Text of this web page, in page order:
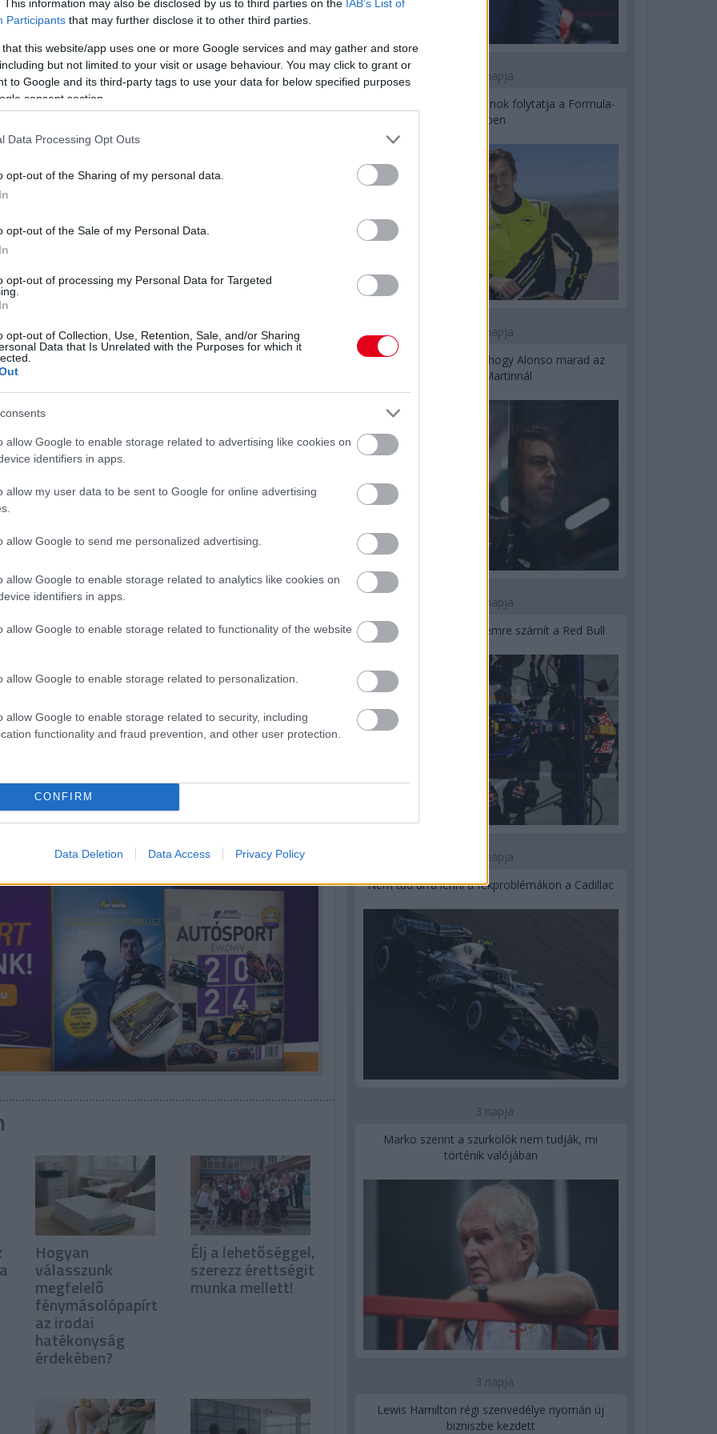
This information may also be disclosed by us to third parties on the IAB’s List of
Participants that may further disclose it to other third parties.
that this website/app uses one or more Google services and may gather and store
but not limited to your visit or usage behaviour. You may click to grant or
to Google and its third-party tags to use your data for below specified purposes
consent section.
Data Processing Opt Outs
opt-out of the Sharing of my personal data.
opt-out of the Sale of my Personal Data.
opt-out of processing my Personal Data for Targeted
opt-out of Collection, Use, Retention, Sale, and/or Sharing
Data that Is Unrelated with the Purposes for which it
allow Google to enable storage related to advertising like cookies on
identifiers in apps.
allow my user data to be sent to Google for online advertising
allow Google to send me personalized advertising.
allow Google to enable storage related to analytics like cookies on
identifiers in apps.
allow Google to enable storage related to functionality of the website
allow Google to enable storage related to personalization.
allow Google to enable storage related to security, including
functionality and fraud prevention, and other user protection.
CONFIRM
Data Deletion Data Access Privacy Policy
kiterjedhet a minijárművekre is, aminek
elért integrált logisztikai hatékonyság
Az együttműködés másik célja, hogy
és elektromos rendszereket tegyen
a Suzuki és a Daihatsu kiváló minőségű,
CASE technológiáinak párosításával.
kapcsolódási technológiákra épülő
fő (kamionos logisztika) és
fejlett biztonsági extrák átültetése a
megfizethető, jó minőségű miniautók
érdekében, amely az emberek
és a bolygó minőségének megőrzését és
területekre szeretnék kibővíteni az
nyíltan keresik a hasonló gondolkodású
az alábbi gombokkal:
Hogyan
válasszunk
megfelelő
fénymásolópapírt
az irodai
hatékonyság
érdekében?
Élj a lehetőséggel,
szerezz érettségit
munka mellett!
1 napja
Újabb korábbi F2-es bajnok folytatja a Formula-
E-ben
1 napja
Newey biztos benne, hogy Alonso marad az
Aston Martinnál
2 napja
Lassuló fejlesztési ütemre számít a Red Bull
2 napja
Nem tud úrrá lenni a fékproblémákon a Cadillac
3 napja
Marko szerint a szurkolók nem tudják, mi
történik valójában
3 napja
Lewis Hamilton régi szenvedélye nyomán új
bizniszbe kezdett